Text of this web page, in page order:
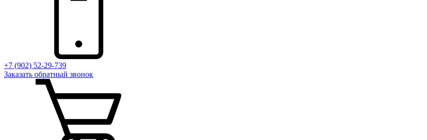
+7 (902) 52-29-739
Заказать обратный звонок